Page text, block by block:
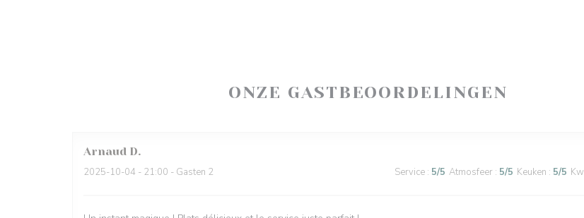
ONZE GASTBEOORDELINGEN
Arnaud D
2025-10-04 - 21:00 - Gasten 2 Service : 5/5 Atmosfeer : 5/5 Keuken : 5/5